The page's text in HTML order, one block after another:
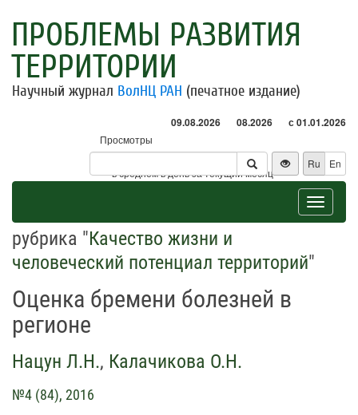
ПРОБЛЕМЫ РАЗВИТИЯ
ТЕРРИТОРИИ
Научный журнал ВолНЦ РАН (печатное издание)
09.08.2026 08.2026 с 01.01.2026
Просмотры
Посетители
* - в среднем в день за текущий месяц
Ru En
Toggle
рубрика "Качество жизни и
человеческий потенциал территорий"
Оценка бремени болезней в
регионе
Нацун Л.Н., Калачикова О.Н.
№4 (84), 2016